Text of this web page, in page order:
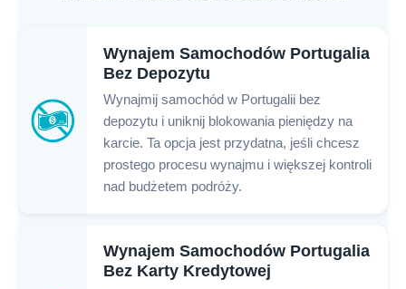
Wynajem Samochodów Portugalia
Bez Depozytu
Wynajmij samochód w Portugalii bez
depozytu i uniknij blokowania pieniędzy na
karcie. Ta opcja jest przydatna, jeśli chcesz
prostego procesu wynajmu i większej kontroli
nad budżetem podróży.
Wynajem Samochodów Portugalia
Bez Karty Kredytowej